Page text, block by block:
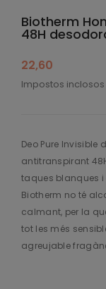
Biotherm
48H
22,60
Impostos inclosos
Deo Pure Invisible
antitranspirant
taques blanques
Biotherm no té
calmant, per la
tot les més
agreujable